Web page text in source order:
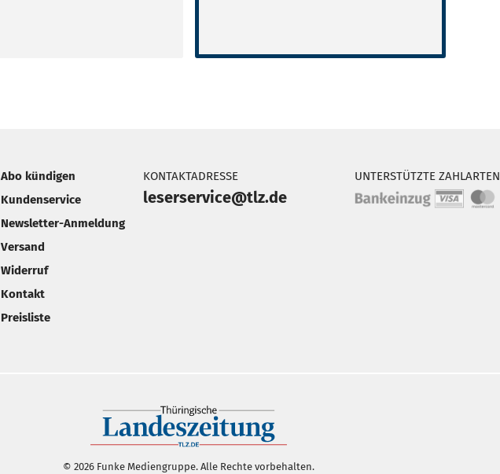
Abo kündigen
Kundenservice
Newsletter-Anmeldung
Versand
Widerruf
Kontakt
Preisliste
KONTAKTADRESSE
leserservice@tlz.de
UNTERSTÜTZTE ZAHLARTEN
© 2026 Funke Mediengruppe. Alle Rechte vorbehalten.